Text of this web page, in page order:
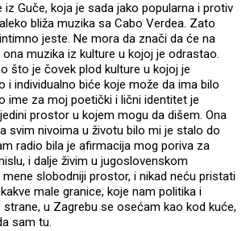
iz Guče, koja je sada jako popularna i protiv
bliža muzika sa Cabo Verdea. Zato
jeste. Ne mora da znači da će na
muzika iz kulture u kojoj je odrastao.
što je čovek plod kulture u kojoj je
i individualno biće koje može da ima bilo
ime za moj poetički i lični identitet je
prostor u kojem mogu da dišem. Ona
svim nivoima u životu bilo mi je stalo do
radio bila je afirmacija mog poriva za
i dalje živim u jugoslovenskom
slobodniji prostor, i nikad neću pristati
male granice, koje nam politika i
u Zagrebu se osećam kao kod kuće,
sam tu.